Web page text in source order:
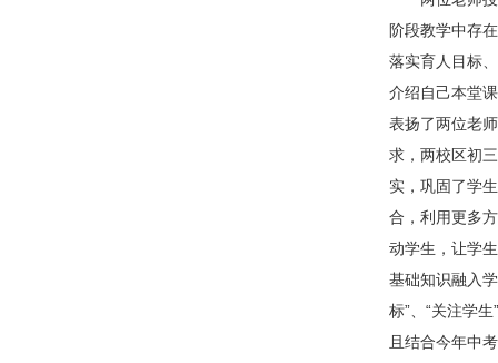
阶段教学中存
落实育人目标
介绍自己本堂
表扬了两位老
求，两校区初
实，巩固了学
合，利用更多
动学生，让学
基础知识融入
标”、“关注学
且结合今年中